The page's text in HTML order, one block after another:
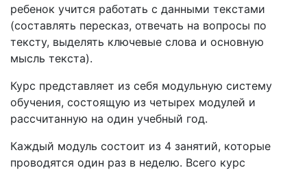
ребенок учится работать с данными текстами
(составлять пересказ, отвечать на вопросы по
тексту, выделять ключевые слова и основную
мысль текста).
Курс представляет из себя модульную систему
обучения, состоящую из четырех модулей и
рассчитанную на один учебный год.
Каждый модуль состоит из 4 занятий, которые
проводятся один раз в неделю. Всего курс